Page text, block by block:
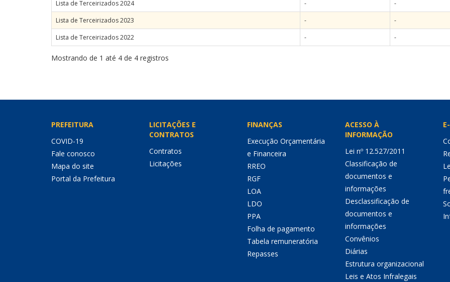
Lista de Terceirizados 2024
-
-
Lista de Terceirizados 2023
-
-
Lista de Terceirizados 2022
- -
Mostrando de 1 até 4 de 4 registros
PREFEITURA
COVID-19
Fale conosco
Mapa do site
Portal da Prefeitura
LICITAÇÕES E
CONTRATOS
Contratos
Licitações
FINANÇAS
Execução Orçamentária
e Financeira
RREO
RGF
LOA
LDO
PPA
Folha de pagamento
Tabela remuneratória
Repasses
ACESSO À
INFORMAÇÃO
Lei nº 12.527/2011
Classificação de
documentos e
informações
Desclassificação de
documentos e
informações
Convênios
Diárias
Estrutura organizacional
Leis e Atos Infralegais